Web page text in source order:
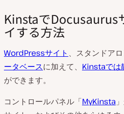
KinstaでDocusaurus
イする方法
WordPressサイト 、スタンドア
ータベースに加えて、 Kinstaでは
ができます。
コントロールパネル「MyKinsta